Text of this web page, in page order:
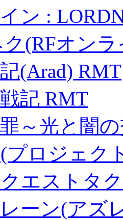
ン :
ク(RFオン
(Arad) RMT
記 RMT
～光と闇
プロジェク
クエストタ
ーン(アズ